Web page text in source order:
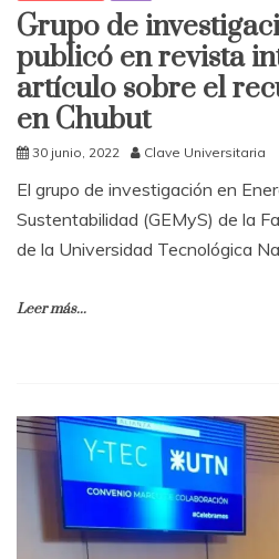
Grupo de
publicó en revista
artículo sobre el
en Chubut
30 junio, 2022 Clave Universitaria
El grupo de investigación en
Sustentabilidad (GEMyS) de la
de la Universidad Tecnológica
Leer más...